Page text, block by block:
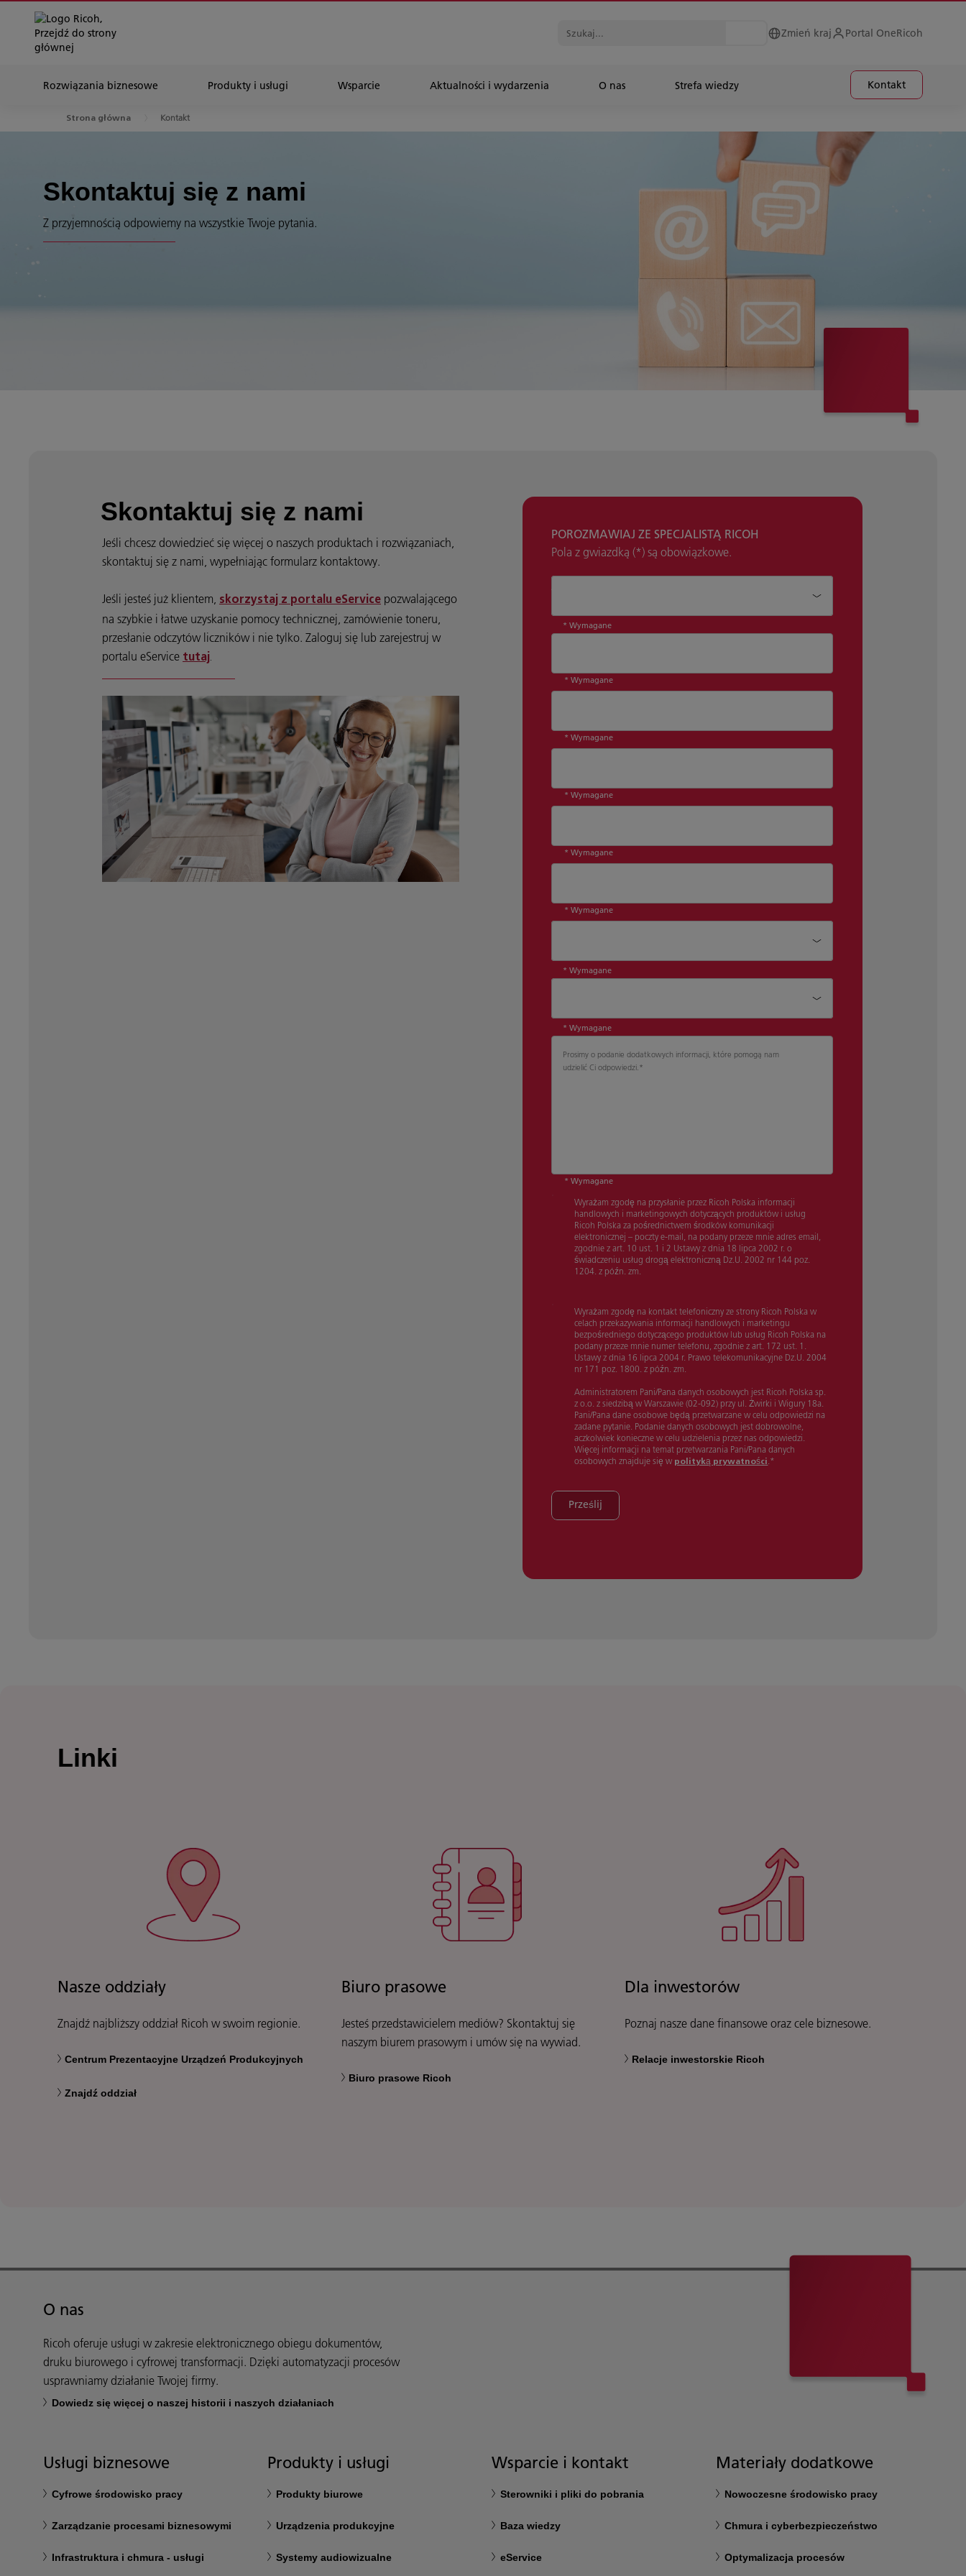
Zmień kraj Portal OneRicoh
Rozwiązania biznesowe Produkty i usługi Wsparcie Aktualności i wydarzenia O nas Strefa wiedzy Kontakt
Strona główna Kontakt
Skontaktuj się z nami
Z przyjemnością odpowiemy na wszystkie Twoje pytania.
Skontaktuj się z nami
Jeśli chcesz dowiedzieć się więcej o naszych produktach i rozwiązaniach,
skontaktuj się z nami, wypełniając formularz kontaktowy.
Jeśli jesteś już klientem, skorzystaj z portalu eService pozwalającego
na szybkie i łatwe uzyskanie pomocy technicznej, zamówienie toneru,
przesłanie odczytów liczników i nie tylko. Zaloguj się lub zarejestruj w
portalu eService tutaj.
POROZMAWIAJ ZE SPECJALISTĄ RICOH
Pola z gwiazdką (*) są obowiązkowe.
* Wymagane
* Wymagane
* Wymagane
* Wymagane
* Wymagane
* Wymagane
* Wymagane
* Wymagane
Prosimy o podanie dodatkowych informacji, które pomogą nam
udzielić Ci odpowiedzi.*
* Wymagane
Wyrażam zgodę na przysłanie przez Ricoh Polska informacji
handlowych i marketingowych dotyczących produktów i usług
Ricoh Polska za pośrednictwem środków komunikacji
elektronicznej – poczty e-mail, na podany przeze mnie adres email,
zgodnie z art. 10 ust. 1 i 2 Ustawy z dnia 18 lipca 2002 r. o
świadczeniu usług drogą elektroniczną Dz.U. 2002 nr 144 poz.
1204. z późn. zm.
Wyrażam zgodę na kontakt telefoniczny ze strony Ricoh Polska w
celach przekazywania informacji handlowych i marketingu
bezpośredniego dotyczącego produktów lub usług Ricoh Polska na
podany przeze mnie numer telefonu, zgodnie z art. 172 ust. 1.
Ustawy z dnia 16 lipca 2004 r. Prawo telekomunikacyjne Dz.U. 2004
nr 171 poz. 1800. z późn. zm.
Administratorem Pani/Pana danych osobowych jest Ricoh Polska sp.
z o.o. z siedzibą w Warszawie (02-092) przy ul. Żwirki i Wigury 18a.
Pani/Pana dane osobowe będą przetwarzane w celu odpowiedzi na
zadane pytanie. Podanie danych osobowych jest dobrowolne,
aczkolwiek konieczne w celu udzielenia przez nas odpowiedzi.
Więcej informacji na temat przetwarzania Pani/Pana danych
osobowych znajduje się w polityką prywatności.*
Prześlij
Linki
Nasze oddziały
Znajdź najbliższy oddział Ricoh w swoim regionie.
Centrum Prezentacyjne Urządzeń Produkcyjnych
Znajdź oddział
Biuro prasowe
Jesteś przedstawicielem mediów? Skontaktuj się
naszym biurem prasowym i umów się na wywiad.
Biuro prasowe Ricoh
Dla inwestorów
Poznaj nasze dane finansowe oraz cele biznesowe.
Relacje inwestorskie Ricoh
O nas
Ricoh oferuje usługi w zakresie elektronicznego obiegu dokumentów,
druku biurowego i cyfrowej transformacji. Dzięki automatyzacji procesów
usprawniamy działanie Twojej firmy.
Dowiedz się więcej o naszej historii i naszych działaniach
Usługi biznesowe
Cyfrowe środowisko pracy
Zarządzanie procesami biznesowymi
Infrastruktura i chmura - usługi
Produkty i usługi
Produkty biurowe
Urządzenia produkcyjne
Systemy audiowizualne
Wsparcie i kontakt
Sterowniki i pliki do pobrania
Baza wiedzy
eService
Materiały dodatkowe
Nowoczesne środowisko pracy
Chmura i cyberbezpieczeństwo
Optymalizacja procesów